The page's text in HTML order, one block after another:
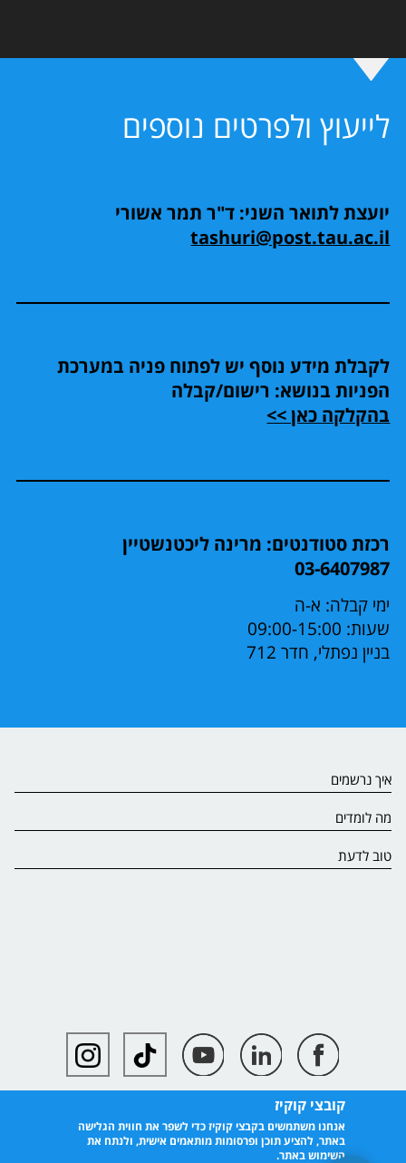
קובצי קוקיז
אנחנו משתמשים בקבצי קוקיז כדי לשפר את חווית הגלישה
באתר, להציע תוכן ופרסומות מותאמים אישית, ולנתח את
השימוש באתר.
לייעוץ ולפרטים נוספים
יועצת לתואר השני: ד"ר תמר אשורי
tashuri@post.tau.ac.il
לקבלת מידע נוסף יש לפתוח פניה במערכת
הפניות בנושא: רישום/קבלה
בהקלקה כאן >>
רכזת סטודנטים: מרינה ליכטנשטיין
03-6407987
ימי קבלה: א-ה
שעות: 09:00-15:00
בניין נפתלי, חדר 712
איך נרשמים
מה לומדים
טוב לדעת